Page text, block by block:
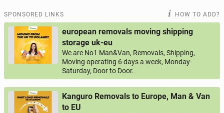
SPONSORED LINKS HOW TO ADD?
european removals moving shipping
storage uk-eu
We are No1 Man&Van, Removals, Shipping,
Moving operating 6 days a week, Monday-
Saturday, Door to Door.
Kanguro Removals to Europe, Man & Van
to EU